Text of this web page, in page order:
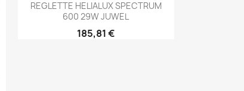
REGLETTE HELIALUX SPECTRUM
600 29W JUWEL
185,81 €